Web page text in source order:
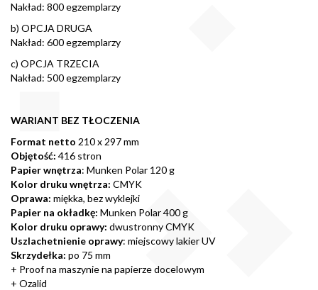
Nakład: 800 egzemplarzy
b) OPCJA DRUGA
Nakład: 600 egzemplarzy
c) OPCJA TRZECIA
Nakład: 500 egzemplarzy
WARIANT BEZ TŁOCZENIA
Format netto 210 x 297 mm
Objętość: 416 stron
Papier wnętrza: Munken Polar 120 g
Kolor druku wnętrza: CMYK
Oprawa: miękka, bez wyklejki
Papier na okładkę: Munken Polar 400 g
Kolor druku oprawy: dwustronny CMYK
Uszlachetnienie oprawy: miejscowy lakier UV
Skrzydełka: po 75 mm
+ Proof na maszynie na papierze docelowym
+ Ozalid